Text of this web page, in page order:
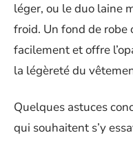
léger, ou le duo laine
froid. Un fond de robe
facilement et offre
la légèreté du
Quelques astuces
qui souhaitent s’y